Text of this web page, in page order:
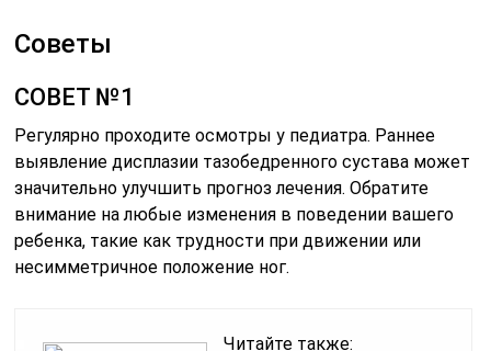
Советы
СОВЕТ №1
Регулярно проходите осмотры у педиатра. Раннее
выявление дисплазии тазобедренного сустава может
значительно улучшить прогноз лечения. Обратите
внимание на любые изменения в поведении вашего
ребенка, такие как трудности при движении или
несимметричное положение ног.
Читайте также: